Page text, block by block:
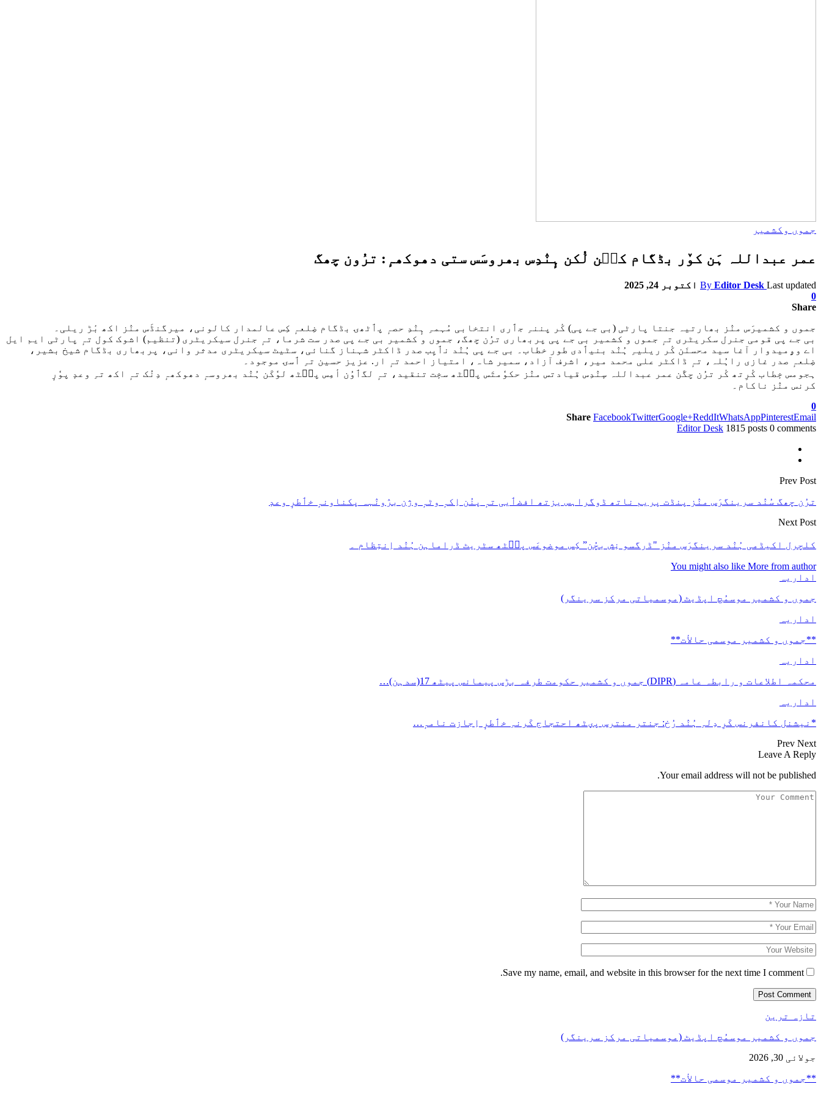
جموں وکشمیر
عمر عبداللہ ہَن کوٚر بڈگام کٮ۪ن لُکن ہٕنٛدِس بھروسَس ستی دھوکھہٕ: ترُون چھگ
By Editor Desk Last updated
اکتوبر 24, 2025
0
Share
جموں و کشمیرَس منٛز بھارتیہ جنتا پارٹی (بی جے پی) کٔر پننہِ جٲری انتخابی مُہمہِ ہٕنٛدِ حصہٕ پٲٹھۍ بڈگام ضِلعہٕ کِس عالمدار کالونی، میرگنڈَس منٛز اکھ بٔڑ ریلی۔
بی جے پی قومی جنرل سکریٹری تہٕ جموں و کشمیر بی جے پی پربھاری ترُن چھگ، جموں و کشمیر بی جے پی صدر ست شرما، تہٕ جنرل سیکریٹری (تنظیم) اشوک کول تہٕ پارٹی ایم ایل
اے وۄمیدوار آغا سید محسنَن کٔر ریلیہِ ہُنٛد بنیٲدی طور خطاب۔ بی جے پی ہُنٛد نٲیِب صدر ڈاکٹر شہناز گنائی، سٹیٹ سیکریٹری مدثر وانی، پربھاری بڈگام شیخ بشیر،
ضِلعہٕ صدر غازی راہُلہ، تہٕ ڈاکٹر علی محمد میر، اشرف آزاد، سمیر شاہ، امتیاز احمد تہٕ ار. عزیز حسین تہِ ٲسۍ موجود۔
ہجومس خٕطاب کٔرِتھ کٔر ترُن چگَن عمر عبداللہ سٕنٛدِس قیادتس منٛز حکوٗمتَس پٮ۪ٹھ سخٕت تنقید، تہٕ لگٲوُن أمِس پٮ۪ٹھ لوٗکَن ہُنٛد بھروسہٕ دھوکھہٕ دِنُک تہٕ اکھ تہِ وعدٕ پوٗرٕ
کرنس منٛز ناکام۔
0
Share FacebookTwitterGoogle+ReddItWhatsAppPinterestEmail
Editor Desk 1815 posts 0 comments
Prev Post
ترُن چھگ سُنٛد سرینگرَس منٛز پنڈت پریم ناتھ ڈوگراہس یزتھ افضٲیی تہٕ پنُن اِکہٕ وٹہٕ وژن برٛونٛہہ پکناونہٕ خٲطرٕ وعدٕ
Next Post
کلچرل اکیڈمی ہُنٛد سرینگرَس منٛز "ڈرگسو نِش بچُن” کِس موضوعَس پٮ۪ٹھ سٹریٹ ڈراماہن ہُنٛد اِنتِظام ۔
You might also like More from author
اداریہ
جموں و کشمیر موسمُچ اپڈیٹ (موسمیاتی مرکز سرینگر)
اداریہ
**جموں و كشمیر موسمی حالأت**
اداریہ
محکمہ اطلاعات و رابطہ عامہ (DIPR) جموں و کشمیر حکومت طرفہ بڑس پیمانس پیٹھ 17(سدہن)…
اداریہ
*نیشنل کانفرنس کَرِ دِلہِ ہُنٛد رُخ: جنتر منترس پؠٹھ احتجاج کَرنہِ خٲطرٕ اِجازت نامہٕ…
Prev Next
Leave A Reply
Your email address will not be published.
Save my name, email, and website in this browser for the next time I comment.
تازہ ترین
جموں و کشمیر موسمُچ اپڈیٹ (موسمیاتی مرکز سرینگر)
جولائی 30, 2026
**جموں و كشمیر موسمی حالأت**